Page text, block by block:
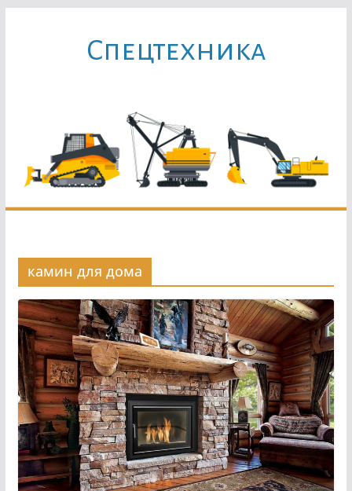
содержимомуCпецтехника
камин для дома